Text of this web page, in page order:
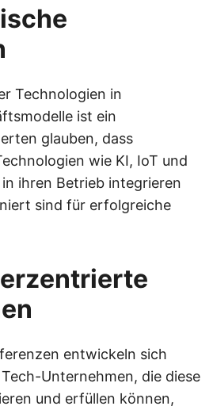
Technologien in
ist ein
glauben, dass
wie KI, IoT und
ihren Betrieb integrieren
sind für erfolgreiche
entwickeln sich
Unternehmen, die diese
und erfüllen können,